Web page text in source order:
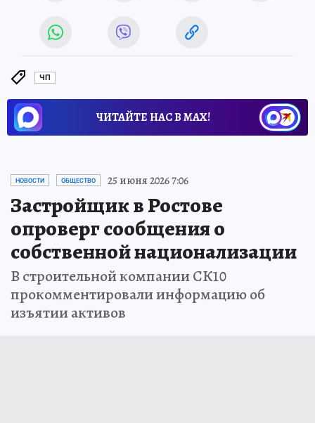
ЧП
ЧИТАЙТЕ НАС В МАХ!
НОВОСТИ ОБЩЕСТВО 25 июня 2026 7:06
Застройщик в Ростове
опроверг сообщения о
собственной национализации
В строительной компании СК10
прокомментировали информацию об
изъятии активов